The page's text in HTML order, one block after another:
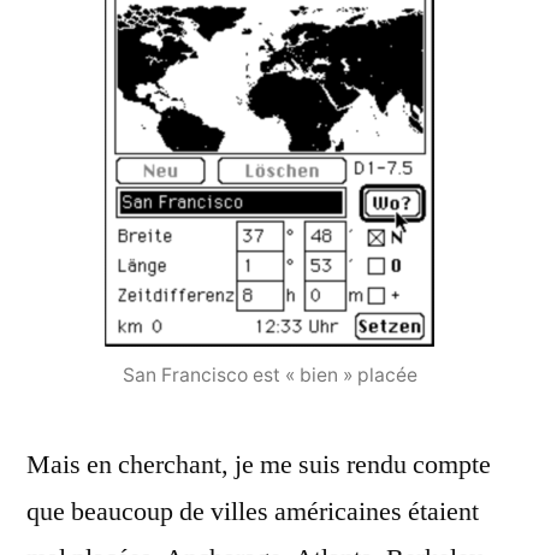
San Francisco est « bien » placée
Mais en cherchant, je me suis rendu compte
que beaucoup de villes américaines étaient